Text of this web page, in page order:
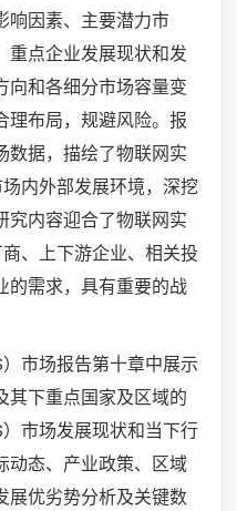
响因素、主要潜力市
重点企业发展现状和发
向和各细分市场容量变
理布局，规避风险。报
数据，描绘了物联网实
内外部发展环境，深挖
究内容迎合了物联网实
、上下游企业、相关投
的需求，具有重要的战
市场报告第十章中展示
其下重点国家及区域的
市场发展现状和当下行
动态、产业政策、区域
展优劣势分析及关键数